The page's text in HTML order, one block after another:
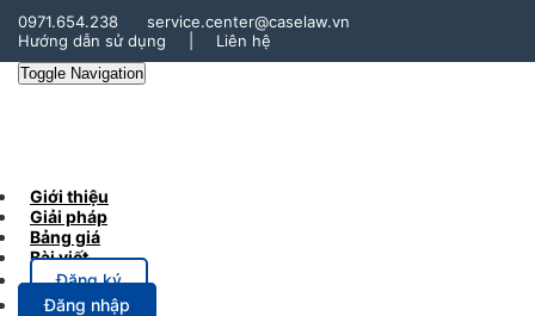
0971.654.238
service.center@caselaw.vn
Hướng dẫn sử dụng
Liên hệ
Toggle Navigation
Giới thiệu
Giải pháp
Bảng giá
Bài viết
Đăng ký
Đăng nhập